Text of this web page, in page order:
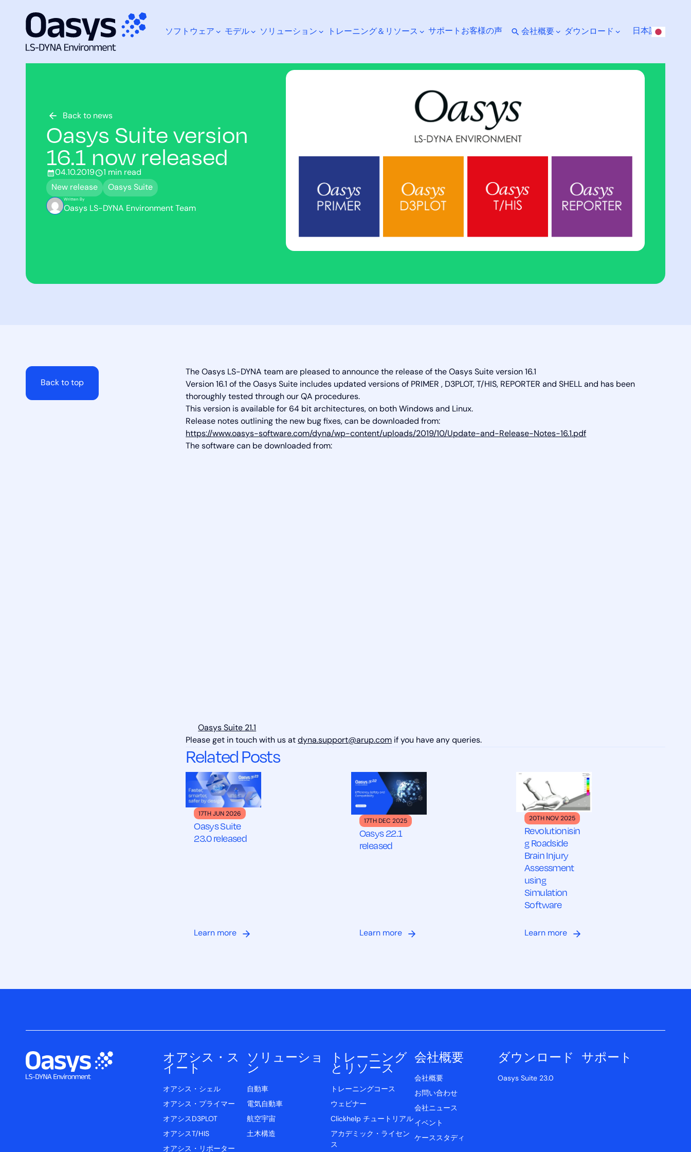
ソフトウェア モデル ソリューション トレーニング＆リソース サポート お客様の声 会社概要 ダウンロード 日本語
Back to news
Oasys Suite version
16.1 now released
04.10.2019
1 min read
New release
Oasys Suite
Written By
Oasys LS-DYNA Environment Team
Back to top
The Oasys LS-DYNA team are pleased to announce the release of the Oasys Suite version 16.1
Version 16.1 of the Oasys Suite includes updated versions of PRIMER , D3PLOT, T/HIS, REPORTER and SHELL and has been
thoroughly tested through our QA procedures.
This version is available for 64 bit architectures, on both Windows and Linux.
Release notes outlining the new bug fixes, can be downloaded from:
https://www.oasys-software.com/dyna/wp-content/uploads/2019/10/Update-and-Release-Notes-16.1.pdf
The software can be downloaded from:
Oasys Suite 21.1
Please get in touch with us atdyna.support@arup.com if you have any queries.
Related Posts
17TH JUN 2026
Oasys Suite
23.0 released
Learn more
17TH DEC 2025
Oasys 22.1
released
Learn more
20TH NOV 2025
Revolutionisin
g Roadside
Brain Injury
Assessment
using
Simulation
Software
Learn more
オアシス・ス
イート
オアシス・シェル
オアシス・プライマー
オアシスD3PLOT
オアシスT/HIS
オアシス・リポーター
ソリューショ
ン
自動車
電気自動車
航空宇宙
土木構造
トレーニング
とリソース
トレーニングコース
ウェビナー
Clickhelp チュートリアル
アカデミック・ライセン
ス
会社概要
会社概要
お問い合わせ
会社ニュース
イベント
ケーススタディ
ダウンロード
Oasys Suite 23.0
サポート